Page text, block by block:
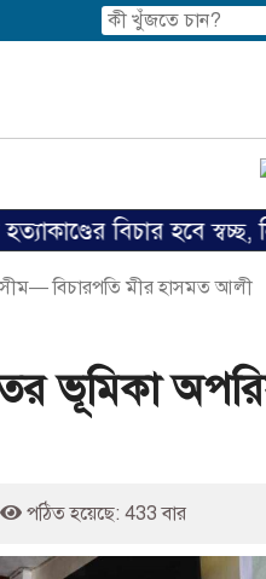
বিচার হবে স্বচ্ছ, নিরপেক্ষ
বিচারপতি মীর হাসমত আলী
ভূমিকা
পঠিত হয়েছে: 433 বার